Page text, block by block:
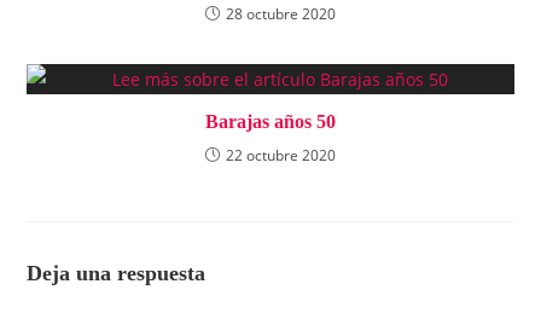
28 octubre 2020
Barajas años 50
22 octubre 2020
Deja una respuesta